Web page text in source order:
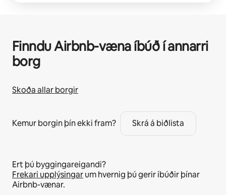
Finndu Airbnb-væna íbúð í annarri
borg
Skoða allar borgir
Kemur borgin þín ekki fram? Skrá á biðlista
Ert þú byggingareigandi?
Frekari upplýsingarum hvernig þú gerir íbúðir þínar
Airbnb-vænar.